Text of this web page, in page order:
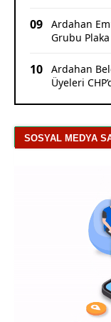
09
Ardahan
Grubu
10
Ardahan
Üyeleri
SOSYAL MEDYA